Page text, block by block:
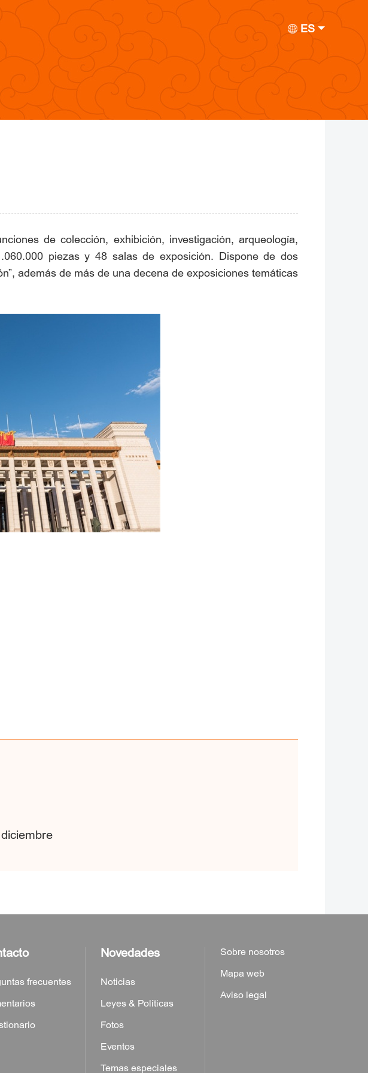
ES
de colección, exhibición, investigación, arqueología,
piezas y 48 salas de exposición. Dispone de dos
además de más de una decena de exposiciones temáticas
frecuentes
Novedades
Noticias
Leyes & Políticas
Fotos
Eventos
Temas especiales
Sobre nosotros
Mapa web
Aviso legal